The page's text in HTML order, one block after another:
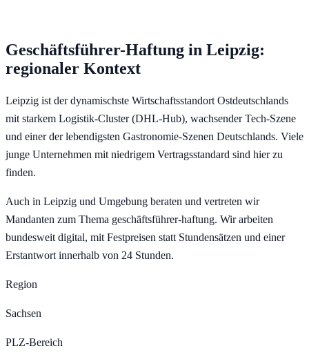
Geschäftsführer-Haftung in Leipzig:
regionaler Kontext
Leipzig ist der dynamischste Wirtschaftsstandort Ostdeutschlands
mit starkem Logistik-Cluster (DHL-Hub), wachsender Tech-Szene
und einer der lebendigsten Gastronomie-Szenen Deutschlands. Viele
junge Unternehmen mit niedrigem Vertragsstandard sind hier zu
finden.
Auch in Leipzig und Umgebung beraten und vertreten wir
Mandanten zum Thema geschäftsführer-haftung. Wir arbeiten
bundesweit digital, mit Festpreisen statt Stundensätzen und einer
Erstantwort innerhalb von 24 Stunden.
Region
Sachsen
PLZ-Bereich